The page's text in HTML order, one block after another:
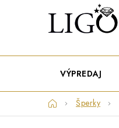
VÝPREDAJ
DomovŠperky